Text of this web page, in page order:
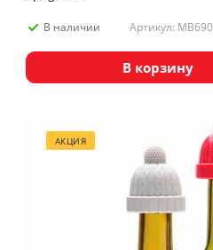
В наличии Артикул:
В корзину
АКЦИЯ